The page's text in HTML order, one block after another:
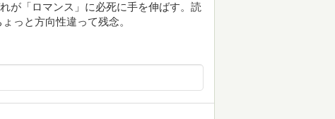
が「ロマンス」に必死に手を伸ばす。読
っと方向性違って残念。